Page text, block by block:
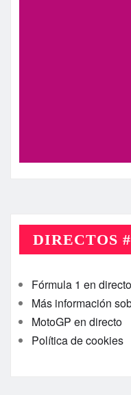
DIRECTOS
Fórmula 1 en directo
Más información
MotoGP en directo
Política de cookies